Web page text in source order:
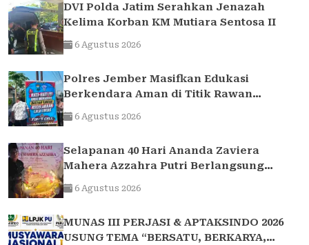
DVI Polda Jatim Serahkan Jenazah
Kelima Korban KM Mutiara Sentosa II
6 Agustus 2026
Polres Jember Masifkan Edukasi
Berkendara Aman di Titik Rawan
Kecelakaan
6 Agustus 2026
Selapanan 40 Hari Ananda Zaviera
Mahera Azzahra Putri Berlangsung
Khidmat dan Penuh Kebersamaan
6 Agustus 2026
MUNAS III PERJASI & APTAKSINDO 2026
USUNG TEMA “BERSATU, BERKARYA,